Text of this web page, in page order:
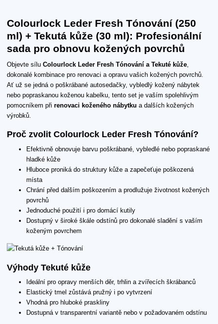
Colourlock Leder Fresh Tónování (250
ml) + Tekutá kůže (30 ml): Profesionální
sada pro obnovu kožených povrchů
Objevte sílu Colourlock Leder Fresh Tónování a Tekuté kůže
dokonalé kombinace pro renovaci a opravu vašich kožených povrchů.
Ať už se jedná o poškrábané autosedačky, vybledlý kožený nábytek
nebo popraskanou koženou kabelku, tento set je vaším spolehlivým
pomocníkem při renovaci koženého nábytku a dalších kožených
výrobků.
Proč zvolit Colourlock Leder Fresh Tónování?
Efektivně obnovuje barvu poškrábané, vybledlé nebo popraskané
hladké kůže
Hluboce proniká do struktury kůže a zapečeťuje poškozená
místa
Chrání před dalším poškozením a prodlužuje životnost kožených
povrchů
Jednoduché použití i pro domácí kutily
Dostupný v široké škále odstínů pro dokonalé sladění s vaším
koženým povrchem
Výhody Tekuté kůže
Ideální pro opravy menších děr, trhlin a zvířecích škrábanců
Elastický tmel zůstává pružný i po vytvrzení
Vhodná pro hluboké praskliny
Dostupná v transparentní variantě nebo v požadovaném odstínu